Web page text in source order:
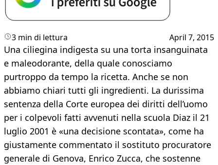
3 min di lettura April 7, 2015
Una ciliegina indigesta su una torta insanguinata
e maleodorante, della quale conosciamo
purtroppo da tempo la ricetta. Anche se non
abbiamo chiari tutti gli ingredienti. La durissima
sentenza della Corte europea dei diritti dell’uomo
per i colpevoli fatti avvenuti nella scuola Diaz il 21
luglio 2001 è «una decisione scontata», come ha
giustamente commentato il sostituto procuratore
generale di Genova, Enrico Zucca, che sostenne